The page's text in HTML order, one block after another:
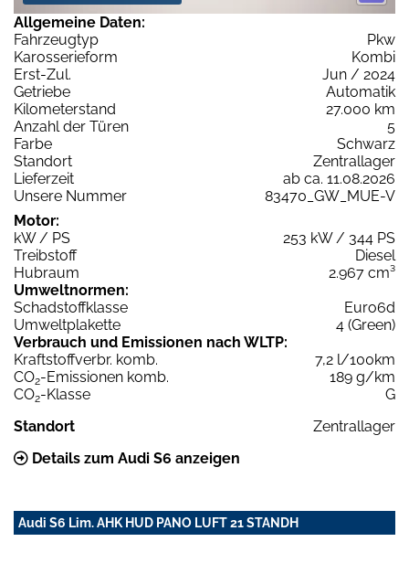
Allgemeine Daten:
Fahrzeugtyp
Pkw
Karosserieform
Kombi
Erst-Zul.
Jun / 2024
Getriebe
Automatik
Kilometerstand
27.000 km
Anzahl der Türen
5
Farbe
Schwarz
Standort
Zentrallager
Lieferzeit
ab ca. 11.08.2026
Unsere Nummer
83470_GW_MUE-V
Motor:
kW / PS
253 kW / 344 PS
Treibstoff
Diesel
Hubraum
2.967 cm³
Umweltnormen:
Schadstoffklasse
Euro6d
Umweltplakette
4 (Green)
Verbrauch und Emissionen nach WLTP:
Kraftstoffverbr. komb.
7,2 l/100km
CO2-Emissionen komb.
189 g/km
CO2-Klasse
G
Standort
Zentrallager
Details zum Audi S6 anzeigen
Audi S6 Lim. AHK HUD PANO LUFT 21 STANDH